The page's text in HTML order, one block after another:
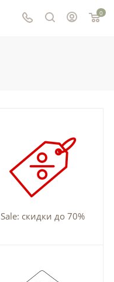
0
Sale: скидки до 70%